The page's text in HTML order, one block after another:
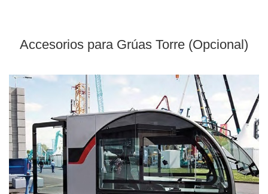
Accesorios para Grúas Torre (Opcional)